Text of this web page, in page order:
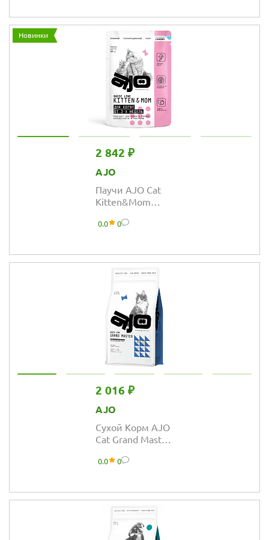
пищеварением
Новинки
2 842 ₽
AJO
Паучи AJO Cat
Kitten&Mom
кусочки в соусе
кормящих
кошек
0.0 0
2 016 ₽
AJO
Сухой Корм AJO
Cat Grand Master
старшего
0.0 0